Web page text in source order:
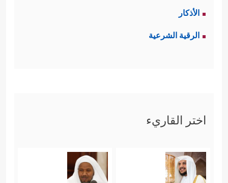
الأذكار
الرقية الشرعية
اختر القاريء